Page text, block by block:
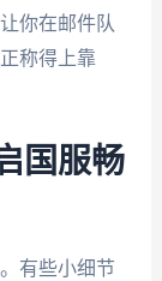
你在邮件队
称得上靠
国服畅
有些小细节